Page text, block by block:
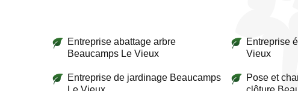
Entreprise abattage arbre
Beaucamps Le Vieux
Entreprise de jardinage Beaucamps
Entreprise
Vieux
Pose et